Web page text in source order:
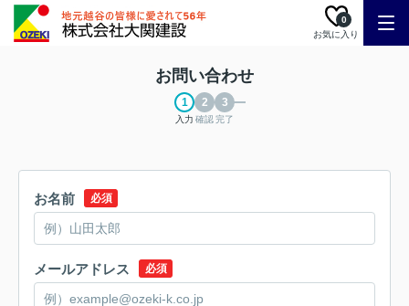
お気に入り
0
お問い合わせ
入力 確認完了
お名前 必須
メールアドレス 必須